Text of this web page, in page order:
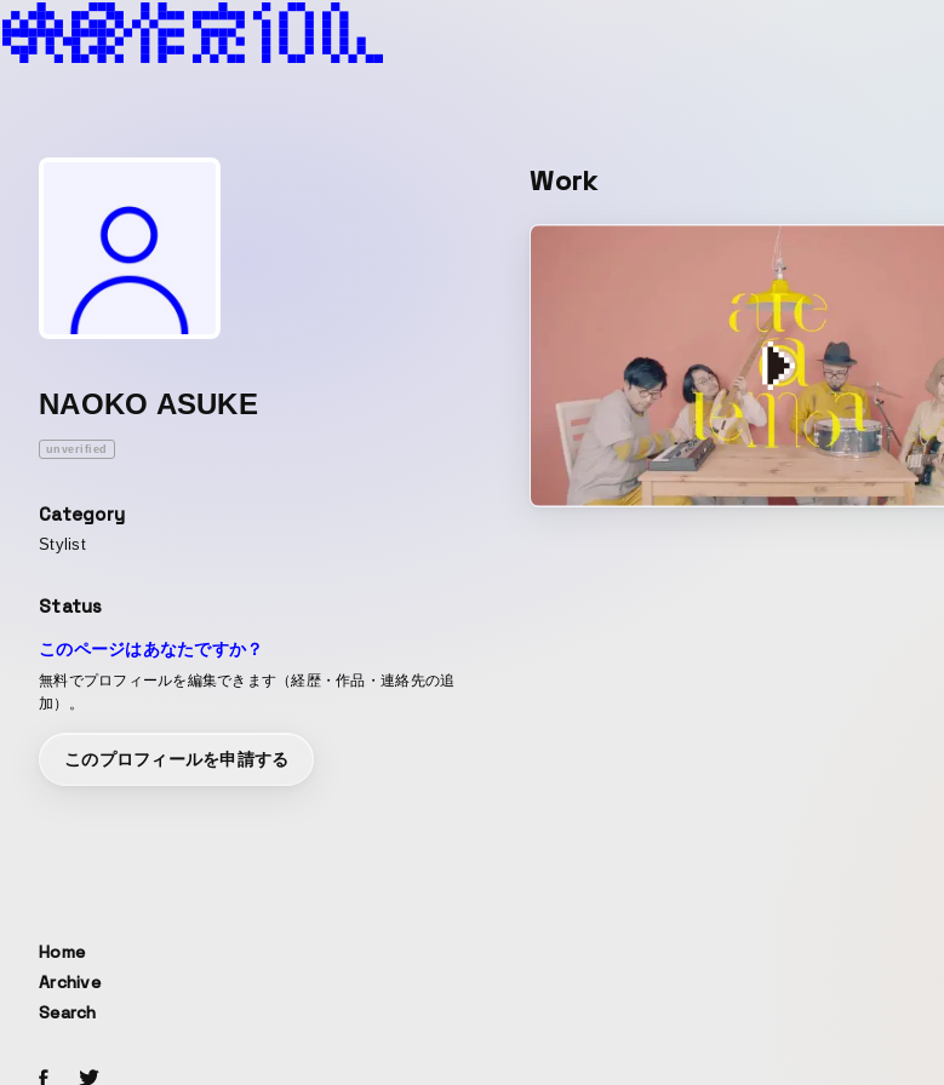
NAOKO ASUKE
unverified
Category
Stylist
Status
このページはあなたですか？
無料でプロフィールを編集できます（経歴・作品・連絡先の追
加）。
このプロフィールを申請する
Work
Home
Archive
Search